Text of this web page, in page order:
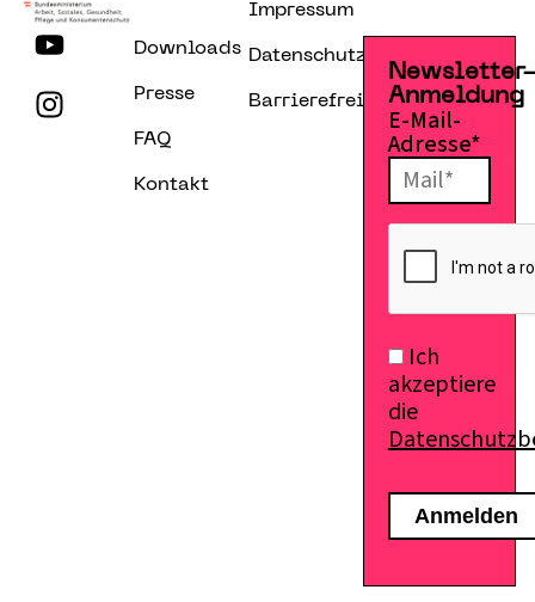
Downloads
Presse
FAQ
Kontakt
Impressum
Datenschutzerklärung
Barrierefreiheitserklärung
Anmeldung
E-Mail-
Adresse*
Ich
akzeptiere
die